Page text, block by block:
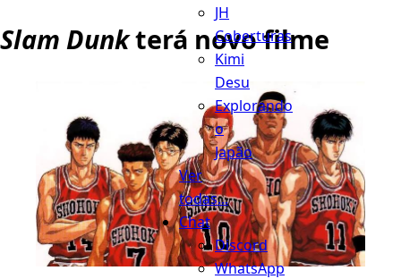
JH
Coberturas
Kimi
Desu
Explorando
o
Japão
Ver
todas...
Chat
Discord
WhatsApp
Slam Dunkterá novo filme